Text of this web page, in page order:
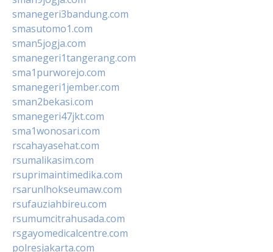
smanegeri3bandung.com
smasutomo1.com
sman5jogja.com
smanegeri1tangerang.com
sma1purworejo.com
smanegeri1jember.com
sman2bekasi.com
smanegeri47jkt.com
sma1wonosari.com
rscahayasehat.com
rsumalikasim.com
rsuprimaintimedika.com
rsarunlhokseumaw.com
rsufauziahbireu.com
rsumumcitrahusada.com
rsgayomedicalcentre.com
polresjakarta.com